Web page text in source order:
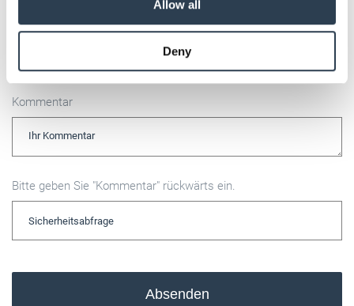
provided to them or that they’ve collected from your use
Weitere Informationen:Impressum Datenschutz
Allow all
Deny
E-Mail
Kommentar
Bitte geben Sie "Kommentar" rückwärts ein.
Absenden